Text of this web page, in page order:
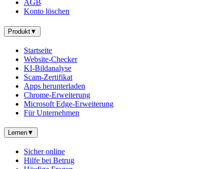
AGB
Konto löschen
Produkt▼
Startseite
Website-Checker
KI-Bildanalyse
Scam-Zertifikat
Apps herunterladen
Chrome-Erweiterung
Microsoft Edge-Erweiterung
Für Unternehmen
Lernen▼
Sicher online
Hilfe bei Betrug